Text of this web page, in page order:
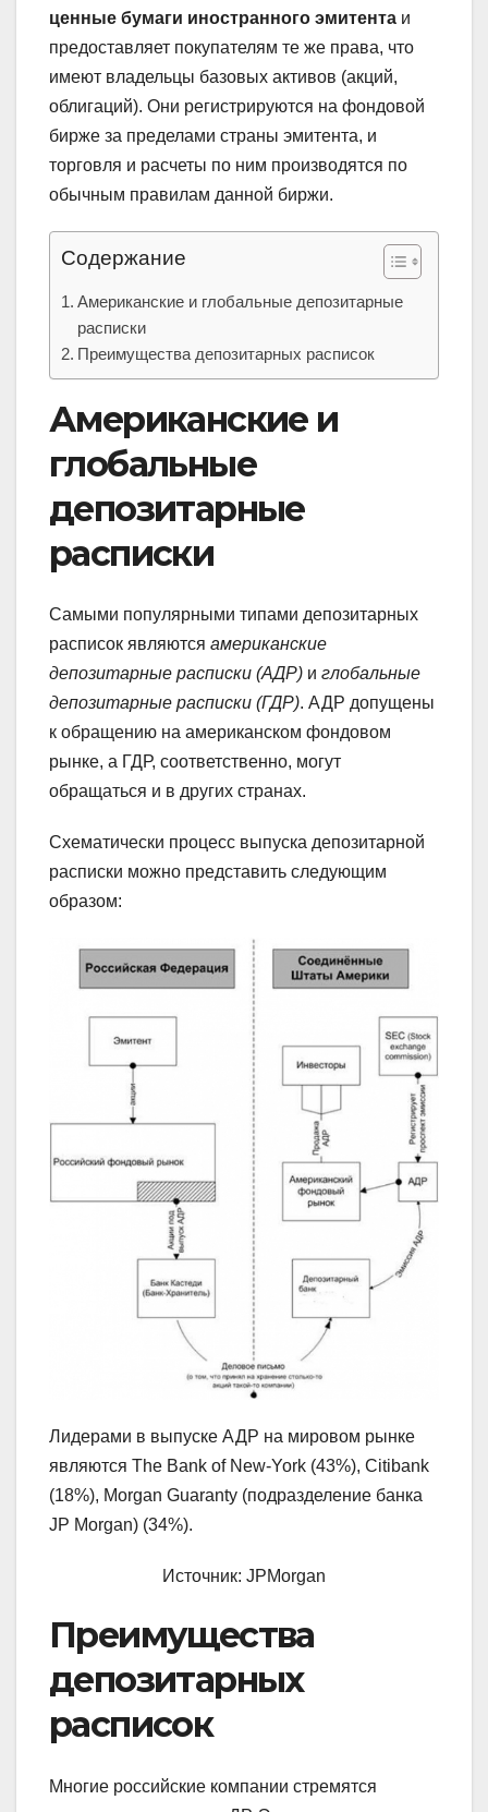
ценные бумаги иностранного эмитента и
предоставляет покупателям те же права, что
имеют владельцы базовых активов (акций,
облигаций). Они регистрируются на фондовой
бирже за пределами страны эмитента, и
торговля и расчеты по ним производятся по
обычным правилам данной биржи.
Содержание
Американские и глобальные депозитарные
расписки
Преимущества депозитарных расписок
Американские и
глобальные
депозитарные
расписки
Самыми популярными типами депозитарных
расписок являются американские
депозитарные расписки (АДР) и глобальные
депозитарные расписки (ГДР). АДР допущены
к обращению на американском фондовом
рынке, а ГДР, соответственно, могут
обращаться и в других странах.
Схематически процесс выпуска депозитарной
расписки можно представить следующим
образом:
Лидерами в выпуске АДР на мировом рынке
являются The Bank of New-York (43%), Citibank
(18%), Morgan Guaranty (подразделение банка
JP Morgan) (34%).
Источник: JPMorgan
Преимущества
депозитарных
расписок
Многие российские компании стремятся